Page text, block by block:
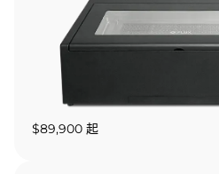
$89,900 起